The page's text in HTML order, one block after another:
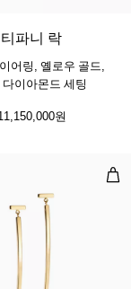
티파니 락
어링, 옐로우 골드,
이아몬드 세팅
원
우 골드, 다이아몬
바